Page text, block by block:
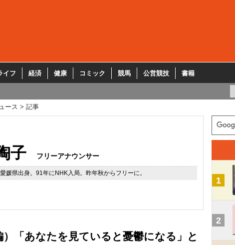
イフ 経済 健康 コミック 競馬 公営競技 書籍
ース 記事
子 フリーアナウンサー
媛県出身。91年にNHK入局。昨年秋からフリーに。
）「あなたを見ていると憂鬱になる」と
1
2